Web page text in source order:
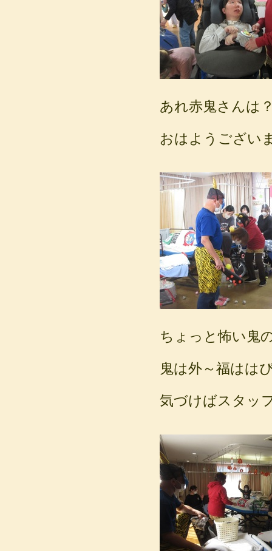
あれ赤鬼さんは
おはようござい
ちょっと怖い鬼
鬼は外～福はは
気づけばスタッ